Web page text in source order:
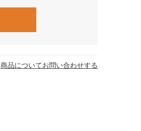
商品についてお問い合わせする